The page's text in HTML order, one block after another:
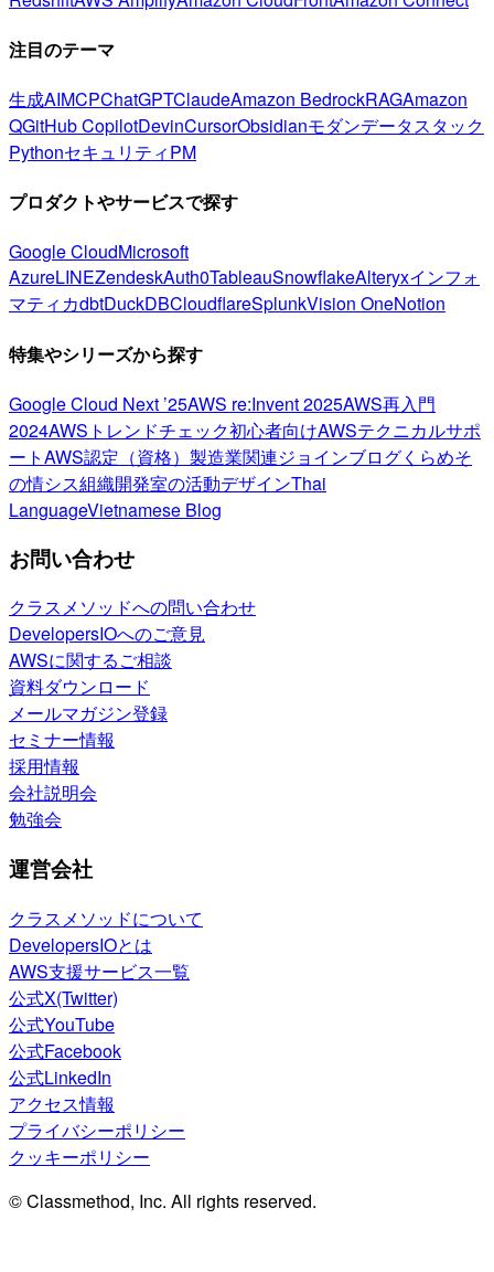
注目のテーマ
生成AIMCPChatGPTClaudeAmazon BedrockRAGAmazon
QGitHub CopilotDevinCursorObsidianモダンデータスタック
PythonセキュリティPM
プロダクトやサービスで探す
Google CloudMicrosoft
AzureLINEZendeskAuth0TableauSnowflakeAlteryxインフォ
マティカdbtDuckDBCloudflareSplunkVision OneNotion
特集やシリーズから探す
Google Cloud Next ’25AWS re:Invent 2025AWS再入門
2024AWSトレンドチェック初心者向けAWSテクニカルサポ
ートAWS認定（資格） 製造業関連ジョインブログくらめそ
の情シス組織開発室の活動デザインThai
LanguageVietnamese Blog
お問い合わせ
クラスメソッドへの問い合わせ
DevelopersIOへのご意見
AWSに関するご相談
資料ダウンロード
メールマガジン登録
セミナー情報
採用情報
会社説明会
勉強会
運営会社
クラスメソッドについて
DevelopersIOとは
AWS支援サービス一覧
公式X(Twitter)
公式YouTube
公式Facebook
公式LinkedIn
アクセス情報
プライバシーポリシー
クッキーポリシー
© Classmethod, Inc. All rights reserved.